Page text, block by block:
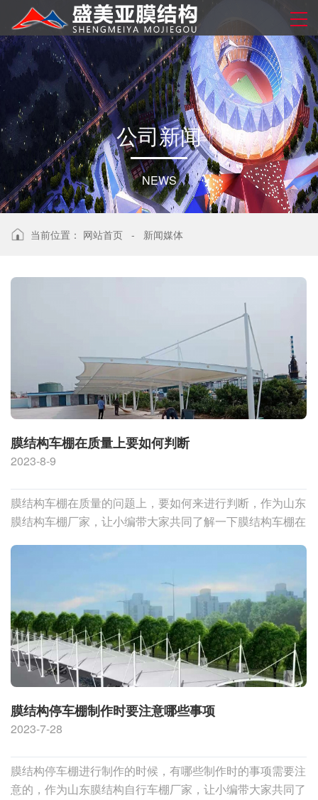
公司新闻
NEWS
当前位置： 网站首页 - 新闻媒体
膜结构车棚在质量上要如何判断
2023-8-9
膜结构车棚在质量的问题上，要如何来进行判断，作为山东
膜结构车棚厂家，让小编带大家共同了解一下膜结构车棚在
膜结构停车棚制作时要注意哪些事项
2023-7-28
膜结构停车棚进行制作的时候，有哪些制作时的事项需要注
意的，作为山东膜结构自行车棚厂家，让小编带大家共同了